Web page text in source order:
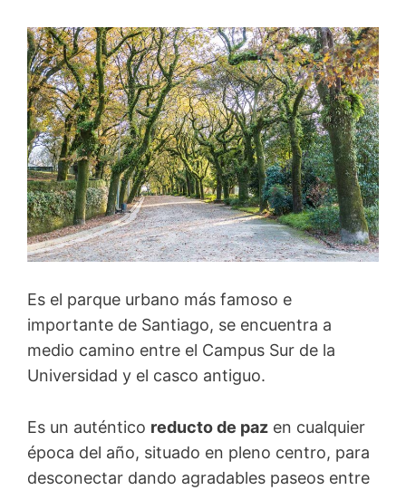
Es el parque urbano más famoso e
importante de Santiago, se encuentra a
medio camino entre el Campus Sur de la
Universidad y el casco antiguo.
Es un auténtico reducto de paz en cualquier
época del año, situado en pleno centro, para
desconectar dando agradables paseos entre